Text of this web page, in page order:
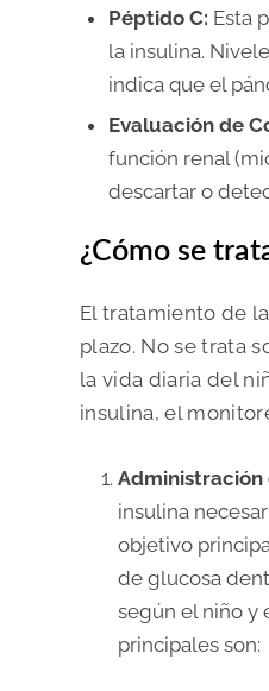
Péptido C: Esta
la insulina.
indica que el
Evaluación de
función renal
descartar o
¿Cómo se
El tratamiento de
plazo. No se trata
la vida diaria del
insulina, el
Administración
insulina
objetivo
de glucosa
según el niño y
principales son: